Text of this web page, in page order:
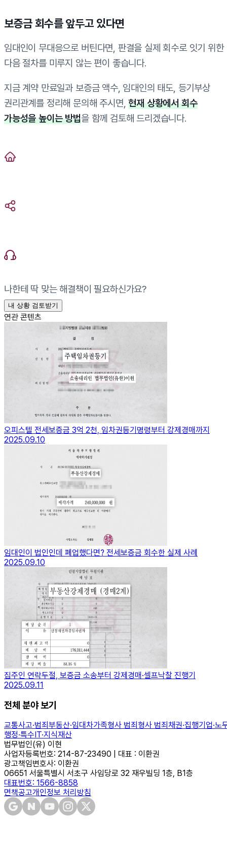
보증금 회수를 앞두고 있다면
임대인이 무대응으로 버틴다면, 판결을 실제 회수로 잇기 위한
다음 절차를 미루지 않는 편이 좋습니다.
지금 계약 만료일과 보증금 액수, 임대인의 태도, 등기부상
권리관계를 정리해 문의해 주시면,현재 상황에서 회수
가능성을 높이는 방법을 함께 검토해 드리겠습니다.
나한테 딱 맞는 해결책이 필요하신가요?
내 상황 검토받기
연관 콘텐츠
오피스텔 전세보증금 3억 2천, 임차권등기명령부터 강제경매까지
2025.09.10
임대인이 법인인데 폐업했다면? 전세보증금 회수한 실제 사례
2025.09.10
집주인 연락두절, 보증금 소송부터 강제경매·셀프낙찰 진행기
2025.09.11
전체 분야 보기
교통사고·범죄 부동산·임대차가족형사 범죄 형사 범죄 채권·집행기업·노
행정·특수 IT·지식재산
법무법인(유) 이현
사업자등록번호: 214-87-23490 | 대표 : 이환권
광고책임변호사: 이환권
06651 서울특별시 서초구 사임당로 32 재우빌딩 1층, B1층
대표번호: 1566-8858
면책공고개인정보 처리방침